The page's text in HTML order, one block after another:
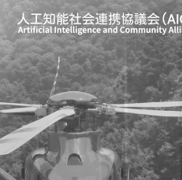
X-TECH
技術基盤